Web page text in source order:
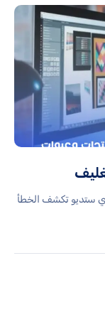
ستديو تكشف الخطأ